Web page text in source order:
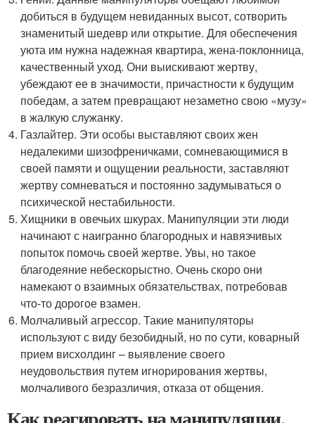
добиться в будущем невиданных высот, сотворить
знаменитый шедевр или открытие. Для обеспечения
уюта им нужна надежная квартира, жена-поклонница,
качественный уход. Они выискивают жертву,
убеждают ее в значимости, причастности к будущим
победам, а затем превращают незаметно свою «музу»
в жалкую служанку.
Газлайтер. Эти особы выставляют своих жен
недалекими шизофреничками, сомневающимися в
своей памяти и ощущении реальности, заставляют
жертву сомневаться и постоянно задумываться о
психической нестабильности.
Хищники в овечьих шкурах. Манипуляции эти люди
начинают с наигранно благородных и навязчивых
попыток помочь своей жертве. Увы, но такое
благодеяние небескорыстно. Очень скоро они
намекают о взаимных обязательствах, потребовав
что-то дорогое взамен.
Молчаливый агрессор. Такие манипуляторы
используют с виду безобидный, но по сути, коварный
прием висхолдинг – выявление своего
неудовольствия путем игнорирования жертвы,
молчаливого безразличия, отказа от общения.